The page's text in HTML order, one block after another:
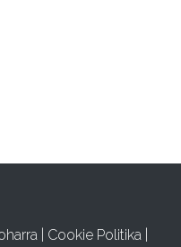
Cookie Politika